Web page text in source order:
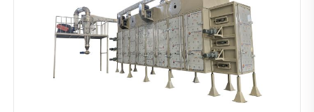
рыбных кормов
Промышленное микроволновое оборудование
Линия по производству тканевого белка
Линия по производству искусственного риса